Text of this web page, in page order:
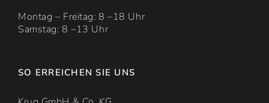
Montag – Freitag: 8 –18 Uhr
Samstag: 8 –13 Uhr
SO ERREICHEN SIE UNS